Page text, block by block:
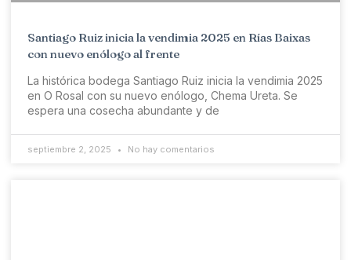
Santiago Ruiz inicia la vendimia 2025 en Rías Baixas
con nuevo enólogo al frente
La histórica bodega Santiago Ruiz inicia la vendimia 2025
en O Rosal con su nuevo enólogo, Chema Ureta. Se
espera una cosecha abundante y de
septiembre 2, 2025 No hay comentarios